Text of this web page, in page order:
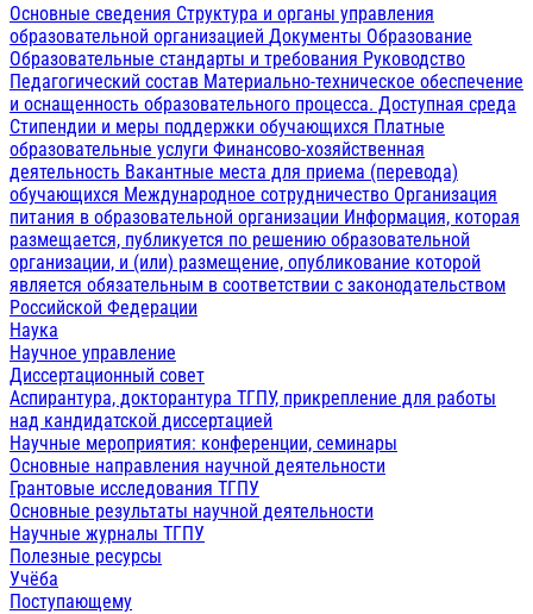
Основные сведения Структура и органы управления
образовательной организацией Документы Образование
Образовательные стандарты и требования Руководство
Педагогический состав Материально-техническое обеспечение
и оснащенность образовательного процесса. Доступная среда
Стипендии и меры поддержки обучающихся Платные
образовательные услуги Финансово-хозяйственная
деятельность Вакантные места для приема (перевода)
обучающихся Международное сотрудничество Организация
питания в образовательной организации Информация, которая
размещается, публикуется по решению образовательной
организации, и (или) размещение, опубликование которой
является обязательным в соответствии с законодательством
Российской Федерации
Наука
Научное управление
Диссертационный совет
Аспирантура, докторантура ТГПУ, прикрепление для работы
над кандидатской диссертацией
Научные мероприятия: конференции, семинары
Основные направления научной деятельности
Грантовые исследования ТГПУ
Основные результаты научной деятельности
Научные журналы ТГПУ
Полезные ресурсы
Учёба
Поступающему